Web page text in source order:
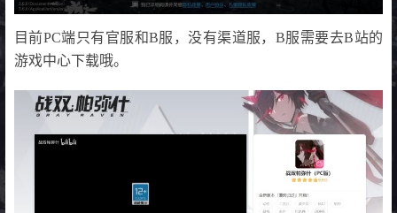
目前PC端只有官服和B服，没有渠道服，B服需要去B站的
游戏中心下载哦。